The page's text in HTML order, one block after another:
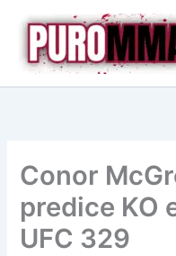
contenido
Conor
predice KO
UFC 329